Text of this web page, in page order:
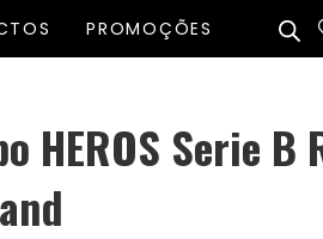
PROMOÇÕES
HEROS Serie B